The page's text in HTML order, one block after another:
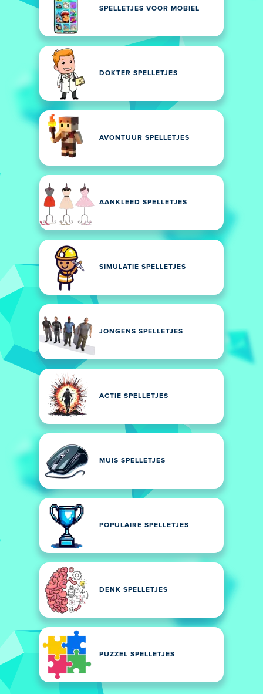
SPELLETJES VOOR MOBIEL
DOKTER SPELLETJES
AVONTUUR SPELLETJES
AANKLEED SPELLETJES
SIMULATIE SPELLETJES
JONGENS SPELLETJES
ACTIE SPELLETJES
MUIS SPELLETJES
POPULAIRE SPELLETJES
DENK SPELLETJES
PUZZEL SPELLETJES